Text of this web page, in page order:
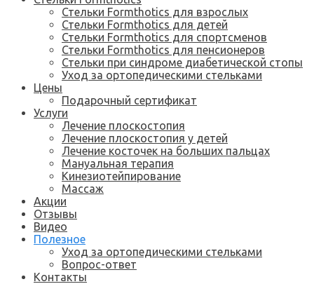
Стельки Formthotics для взрослых
Стельки Formthotics для детей
Стельки Formthotics для спортсменов
Стельки Formthotics для пенсионеров
Стельки при синдроме диабетической стопы
Уход за ортопедическими стельками
Цены
Подарочный сертификат
Услуги
Лечение плоскостопия
Лечение плоскостопия у детей
Лечение косточек на больших пальцах
Мануальная терапия
Кинезиотейпирование
Массаж
Акции
Отзывы
Видео
Полезное
Уход за ортопедическими стельками
Вопрос-ответ
Контакты